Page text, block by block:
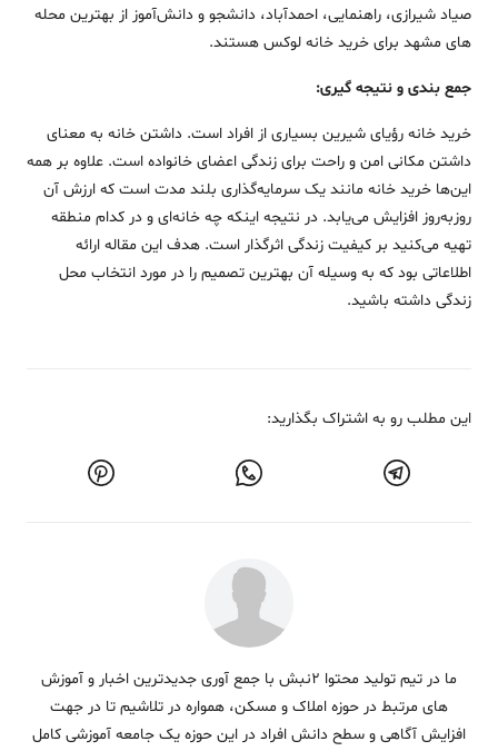
صیاد شیرازی، راهنمایی، احمدآباد، دانشجو و دانش‌آموز از بهترین محله‌
های مشهد برای خرید خانه لوکس هستند.
جمع بندی و نتیجه گیری:
خرید خانه رؤیای شیرین بسیاری از افراد است. داشتن خانه به معنای
داشتن مکانی امن و راحت برای زندگی اعضای خانواده است. علاوه بر همه
این‌ها خرید خانه مانند یک سرمایه‌گذاری بلند مدت است که ارزش آن
روزبه‌روز افزایش می‌یابد. در نتیجه اینکه چه خانه‌ای و در کدام منطقه
تهیه می‌کنید بر کیفیت زندگی اثرگذار است. هدف این مقاله ارائه
اطلاعاتی بود که به وسیله آن بهترین تصمیم را در مورد انتخاب محل
زندگی داشته باشید.
این مطلب رو به اشتراک بگذارید:
ما در تیم تولید محتوا 2نبش با جمع آوری جدیدترین اخبار و آموزش
های مرتبط در حوزه املاک و مسکن، همواره در تلاشیم تا در جهت
افزایش آگاهی و سطح دانش افراد در این حوزه یک جامعه آموزشی کامل